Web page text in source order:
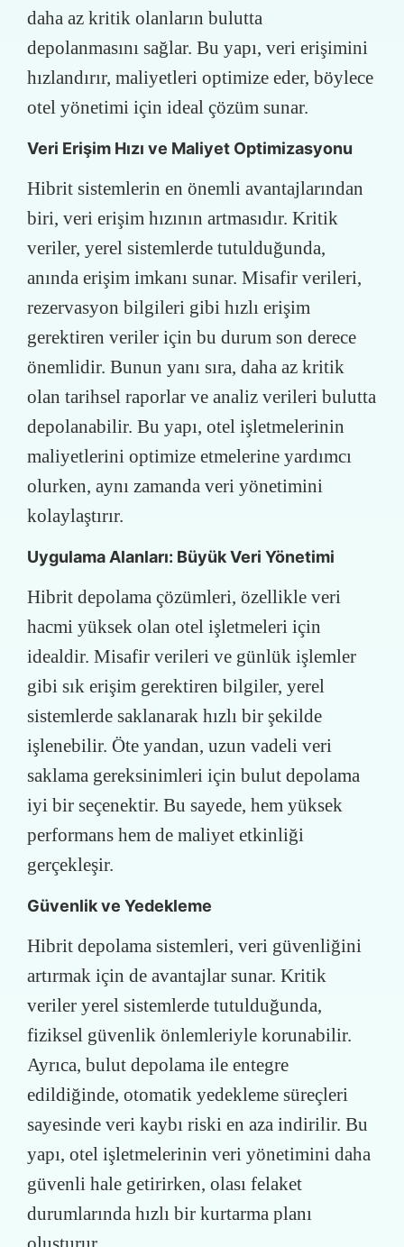
daha az kritik olanların bulutta
depolanmasını sağlar. Bu yapı, veri erişimini
hızlandırır, maliyetleri optimize eder, böylece
otel yönetimi için ideal çözüm sunar.
Veri Erişim Hızı ve Maliyet Optimizasyonu
Hibrit sistemlerin en önemli avantajlarından
biri, veri erişim hızının artmasıdır. Kritik
veriler, yerel sistemlerde tutulduğunda,
anında erişim imkanı sunar. Misafir verileri,
rezervasyon bilgileri gibi hızlı erişim
gerektiren veriler için bu durum son derece
önemlidir. Bunun yanı sıra, daha az kritik
olan tarihsel raporlar ve analiz verileri bulutta
depolanabilir. Bu yapı, otel işletmelerinin
maliyetlerini optimize etmelerine yardımcı
olurken, aynı zamanda veri yönetimini
kolaylaştırır.
Uygulama Alanları: Büyük Veri Yönetimi
Hibrit depolama çözümleri, özellikle veri
hacmi yüksek olan otel işletmeleri için
idealdir. Misafir verileri ve günlük işlemler
gibi sık erişim gerektiren bilgiler, yerel
sistemlerde saklanarak hızlı bir şekilde
işlenebilir. Öte yandan, uzun vadeli veri
saklama gereksinimleri için bulut depolama
iyi bir seçenektir. Bu sayede, hem yüksek
performans hem de maliyet etkinliği
gerçekleşir.
Güvenlik ve Yedekleme
Hibrit depolama sistemleri, veri güvenliğini
artırmak için de avantajlar sunar. Kritik
veriler yerel sistemlerde tutulduğunda,
fiziksel güvenlik önlemleriyle korunabilir.
Ayrıca, bulut depolama ile entegre
edildiğinde, otomatik yedekleme süreçleri
sayesinde veri kaybı riski en aza indirilir. Bu
yapı, otel işletmelerinin veri yönetimini daha
güvenli hale getirirken, olası felaket
durumlarında hızlı bir kurtarma planı